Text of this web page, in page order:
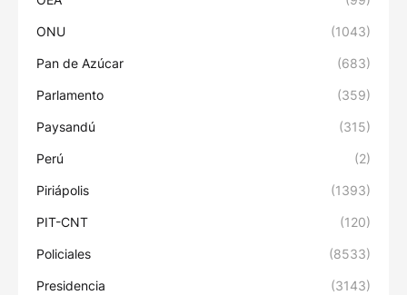
ONU (1043)
Pan de Azúcar (683)
Parlamento (359)
Paysandú (315)
Perú (2)
Piriápolis (1393)
PIT-CNT (120)
Policiales (8533)
Presidencia (3143)